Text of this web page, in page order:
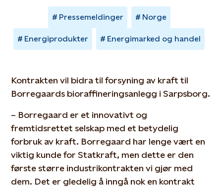
Pressemeldinger Norge
Energiprodukter Energimarked og handel
Kontrakten vil bidra til forsyning av kraft til
Borregaards bioraffineringsanlegg i Sarpsborg.
– Borregaard er et innovativt og
fremtidsrettet selskap med et betydelig
forbruk av kraft. Borregaard har lenge vært en
viktig kunde for Statkraft, men dette er den
første større industrikontrakten vi gjør med
dem. Det er gledelig å inngå nok en kontrakt